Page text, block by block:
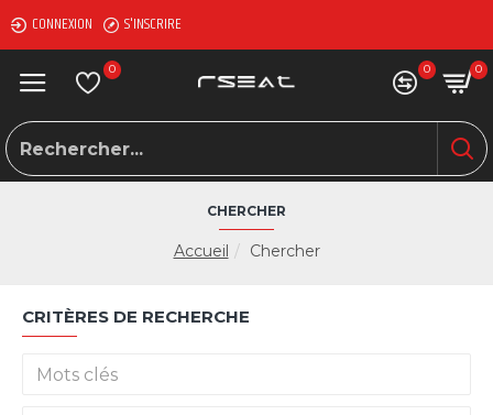
CONNEXION S'INSCRIRE
0 0 0
Accueil Chercher
CHERCHER
CRITÈRES DE RECHERCHE